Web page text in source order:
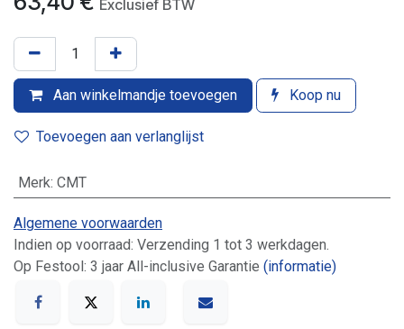
Exclusief BTW
Aan winkelmandje toevoegen Koop nu
Toevoegen aan verlanglijst
Merk: CMT
Algemene voorwaarden
Indien op voorraad: Verzending 1 tot 3 werkdagen.
Op Festool: 3 jaar All-inclusive Garantie (informatie)